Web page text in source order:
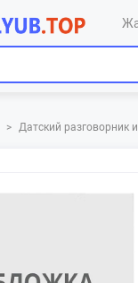
> Датский разговорник